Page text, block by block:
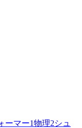
ーマー1物理2シュ